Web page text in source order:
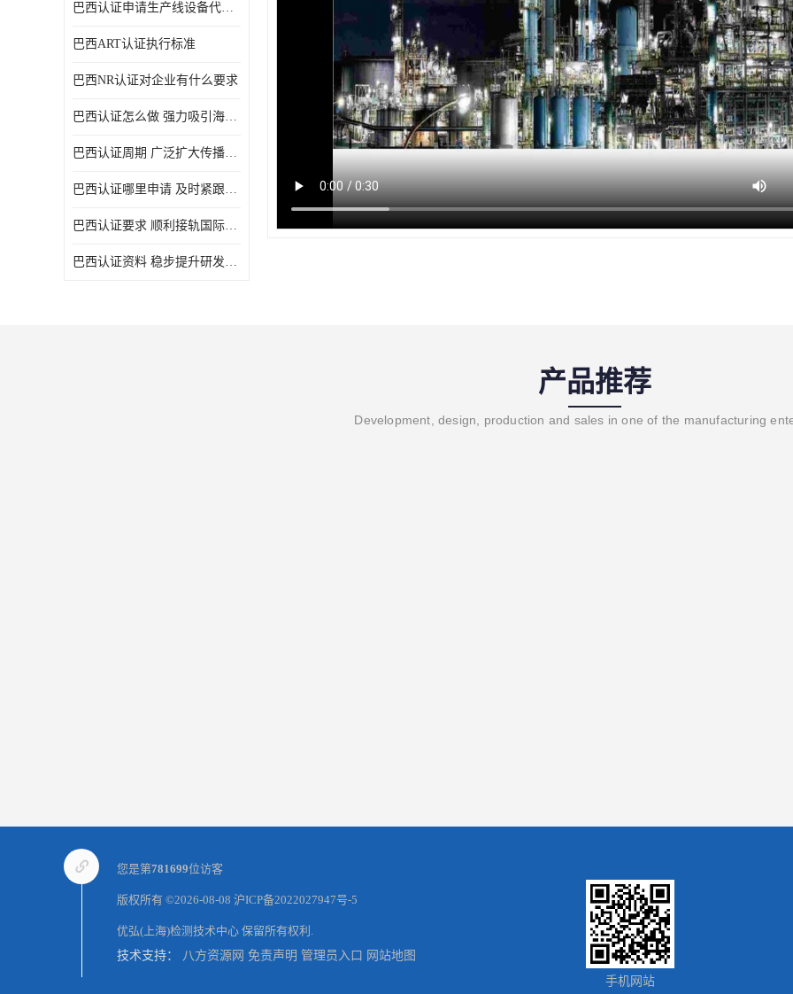
巴西认证申请生产线设备代理机构选择
巴西ART认证执行标准
巴西NR认证对企业有什么要求
巴西认证怎么做 强力吸引海外投资
巴西认证周期 广泛扩大传播范围
巴西认证哪里申请 及时紧跟法规变化
巴西认证要求 顺利接轨国际规范
巴西认证资料 稳步提升研发能力
产品推荐
Development, design, production and sales in one of the manufacturing
您是第781699位访客
版权所有 ©2026-08-08 沪ICP备2022027947号-5
优弘(上海)检测技术中心 保留所有权利.
技术支持： 八方资源网 免责声明 管理员入口 网站地图
手机网站